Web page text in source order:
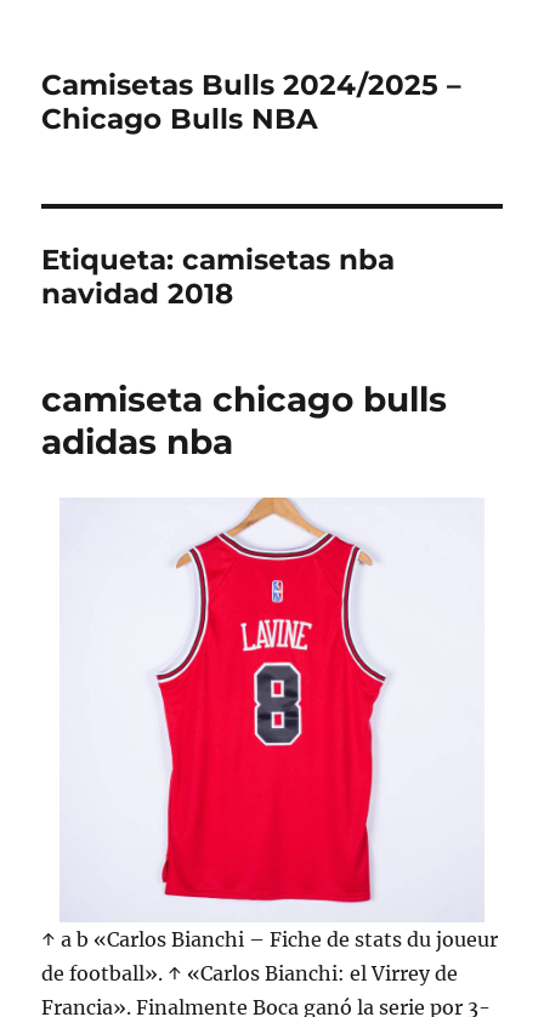
Camisetas Bulls 2024/2025 –
Chicago Bulls NBA
Etiqueta:camisetas nba
navidad 2018
camiseta chicago bulls
adidas nba
↑ a b «Carlos Bianchi – Fiche de stats du joueur
de football». ↑ «Carlos Bianchi: el Virrey de
Francia». Finalmente Boca ganó la serie por 3-